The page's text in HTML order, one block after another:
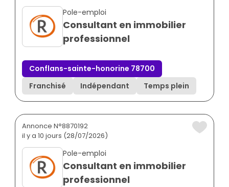
Pole-emploi
Consultant en immobilier
professionnel
Conflans-sainte-honorine 78700
Franchisé
Indépendant Temps plein
Annonce N°8870192
il y a 10 jours (28/07/2026)
Pole-emploi
Consultant en immobilier
professionnel